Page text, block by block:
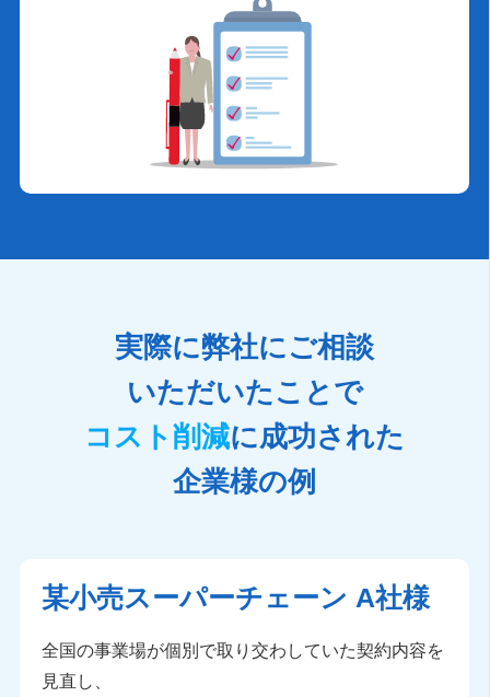
実際に弊社にご相談
いただいたことで
コスト削減に成功された
企業様の例
某小売スーパーチェーン A社様
全国の事業場が個別で取り交わしていた契約内容を
見直し、